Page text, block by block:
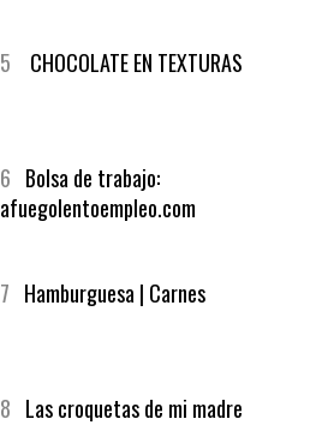
5 CHOCOLATE EN TEXTURAS
6 Bolsa de trabajo:
afuegolentoempleo.com
7 Hamburguesa | Carnes
8 Las croquetas de mi madre